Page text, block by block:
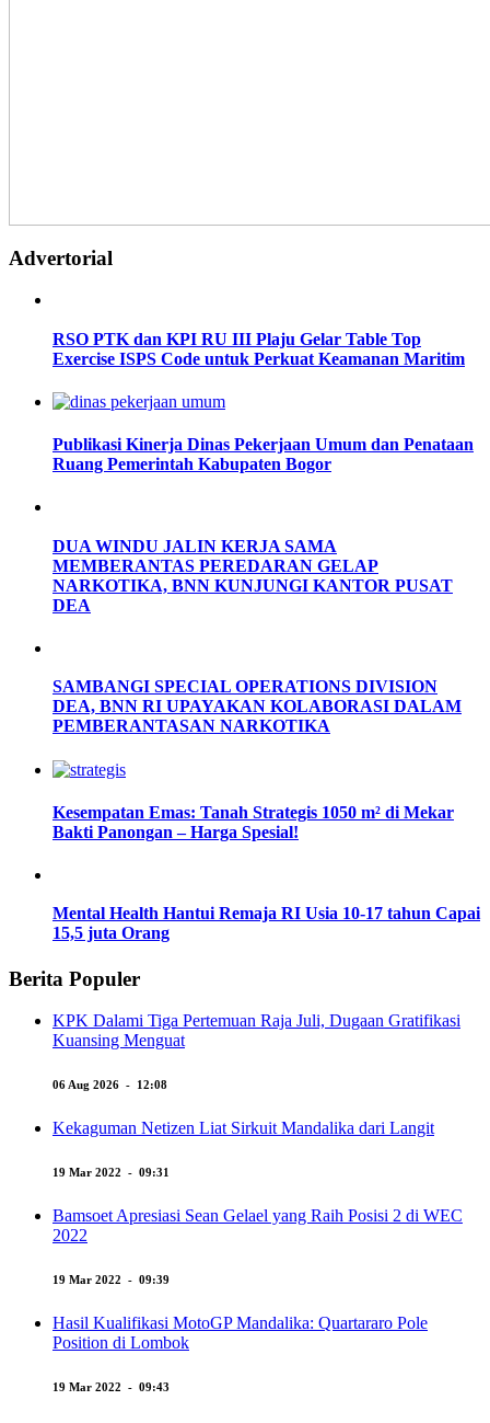
Advertorial
RSO PTK dan KPI RU III Plaju Gelar Table Top
Exercise ISPS Code untuk Perkuat Keamanan Maritim
Publikasi Kinerja Dinas Pekerjaan Umum dan Penataan
Ruang Pemerintah Kabupaten Bogor
DUA WINDU JALIN KERJA SAMA
MEMBERANTAS PEREDARAN GELAP
NARKOTIKA, BNN KUNJUNGI KANTOR PUSAT
DEA
SAMBANGI SPECIAL OPERATIONS DIVISION
DEA, BNN RI UPAYAKAN KOLABORASI DALAM
PEMBERANTASAN NARKOTIKA
Kesempatan Emas: Tanah Strategis 1050 m² di Mekar
Bakti Panongan – Harga Spesial!
Mental Health Hantui Remaja RI Usia 10-17 tahun Capai
15,5 juta Orang
Berita Populer
KPK Dalami Tiga Pertemuan Raja Juli, Dugaan Gratifikasi
Kuansing Menguat
06 Aug 2026 - 12:08
Kekaguman Netizen Liat Sirkuit Mandalika dari Langit
19 Mar 2022 - 09:31
Bamsoet Apresiasi Sean Gelael yang Raih Posisi 2 di WEC
2022
19 Mar 2022 - 09:39
Hasil Kualifikasi MotoGP Mandalika: Quartararo Pole
Position di Lombok
19 Mar 2022 - 09:43